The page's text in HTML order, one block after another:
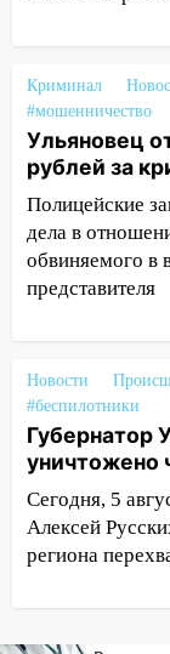
легковой
09:39 В
09:25
избившим
08:27
один из
погода в
06:10 Двое
летнюю
06:00
мешок и
Криминал
#мошенничество
Ульяновец
рублей за
Полицейские
дела в
обвиняемого в
представителя
Новости
#беспилотники
Губернатор
уничтожено
Сегодня, 5
Алексей
региона